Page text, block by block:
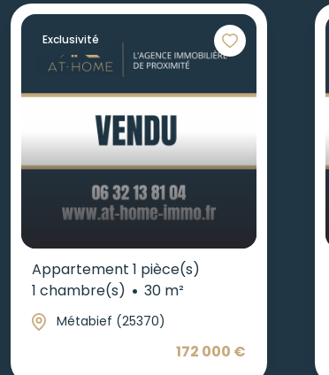
Exclusivité
Appartement 1 pièce(s)
1 chambre(s)
30 m²
Métabief (25370)
172 000 €